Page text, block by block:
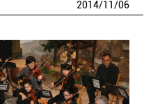
2014/11/06